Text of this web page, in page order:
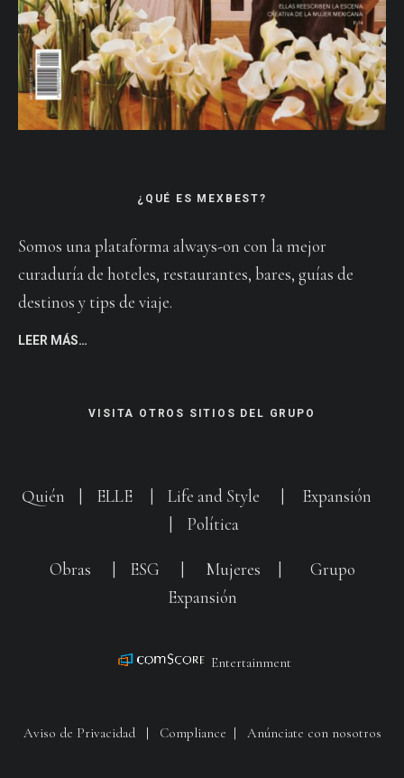
¿QUÉ ES MEXBEST?
Somos una plataforma always-on con la mejor
curaduría de hoteles, restaurantes, bares, guías de
destinos y tips de viaje.
LEER MÁS…
VISITA OTROS SITIOS DEL GRUPO
Quién ELLE Life and Style
Expansión
Política
Obras ESG Mujeres
Grupo
Expansión
Entertainment
Aviso de Privacidad| Compliance Anúnciate con nosotros